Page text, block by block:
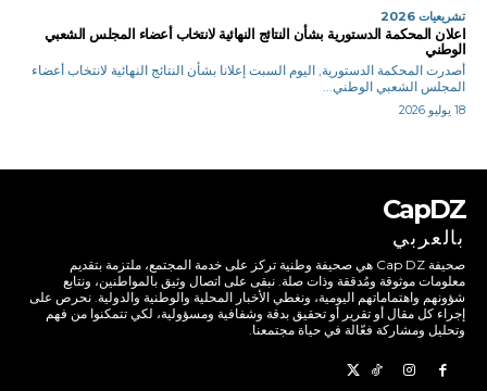
تشريعيات 2026
اعلان المحكمة الدستورية بشأن النتائج النهائية لانتخاب أعضاء المجلس الشعبي
الوطني
أصدرت المحكمة الدستورية, اليوم السبت إعلانا بشأن النتائج النهائية لانتخاب أعضاء
المجلس الشعبي الوطني...
18 يوليو 2026
CapDZ
بالعربي
صحيفة Cap DZ هي صحيفة وطنية تركز على خدمة المجتمع، ملتزمة بتقديم
معلومات موثوقة ومُدققة وذات صلة. نبقى على اتصال وثيق بالمواطنين، ونتابع
شؤونهم واهتماماتهم اليومية، ونغطي الأخبار المحلية والوطنية والدولية. نحرص على
إجراء كل مقال أو تقرير أو تحقيق بدقة وشفافية ومسؤولية، لكي تتمكنوا من فهم
وتحليل ومشاركة فعّالة في حياة مجتمعنا.